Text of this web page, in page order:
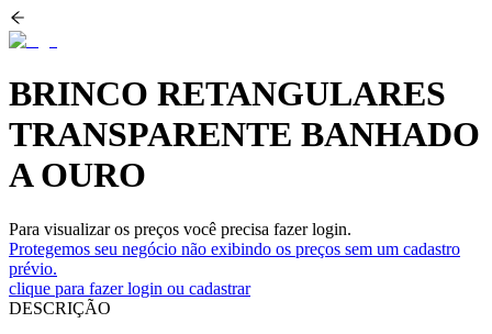
BRINCO RETANGULARES
TRANSPARENTE BANHADO
A OURO
Para visualizar os preços você precisa fazer login.
Protegemos seu negócio não exibindo os preços sem um cadastro
prévio.
clique para fazer login ou cadastrar
DESCRIÇÃO